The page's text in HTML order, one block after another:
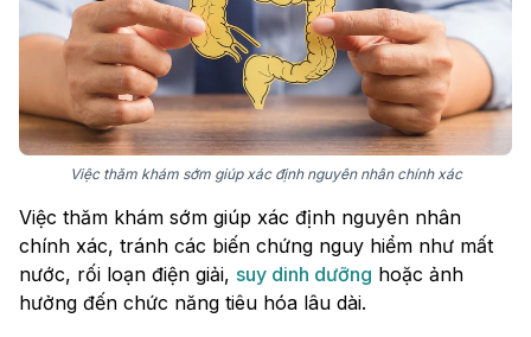
Việc thăm khám sớm giúp xác định nguyên nhân chính xác
Việc thăm khám sớm giúp xác định nguyên nhân
chính xác, tránh các biến chứng nguy hiểm như mất
nước, rối loạn điện giải, suy dinh dưỡng hoặc ảnh
hưởng đến chức năng tiêu hóa lâu dài.